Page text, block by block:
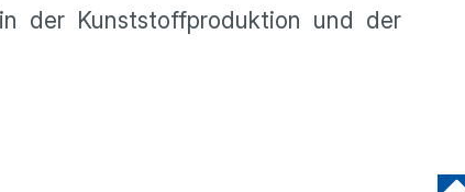
der Kunststoffproduktion und der